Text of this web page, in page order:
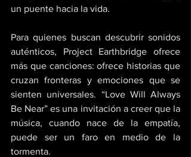
un puente hacia la vida.
Para quienes buscan descubrir sonidos
auténticos, Project Earthbridge ofrece
más que canciones: ofrece historias que
cruzan fronteras y emociones que se
sienten universales. “Love Will Always
Be Near” es una invitación a creer que la
música, cuando nace de la empatía,
puede ser un faro en medio de la
tormenta.